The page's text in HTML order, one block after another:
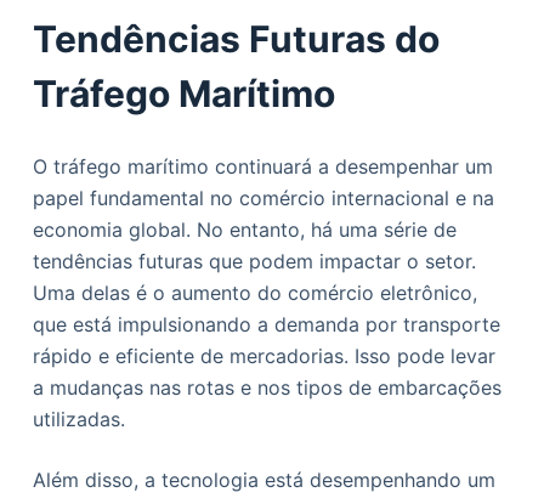
Tendências Futuras do
Tráfego Marítimo
O tráfego marítimo continuará a desempenhar um
papel fundamental no comércio internacional e na
economia global. No entanto, há uma série de
tendências futuras que podem impactar o setor.
Uma delas é o aumento do comércio eletrônico,
que está impulsionando a demanda por transporte
rápido e eficiente de mercadorias. Isso pode levar
a mudanças nas rotas e nos tipos de embarcações
utilizadas.
Além disso, a tecnologia está desempenhando um